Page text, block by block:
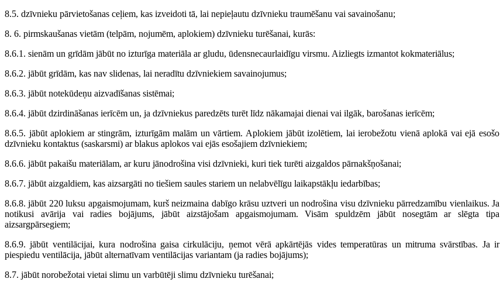
8.5. dzīvnieku pārvietošanas ceļiem, kas izveidoti tā, lai nepieļautu dzīvnieku traumēšanu vai savainošanu;
8. 6. pirmskaušanas vietām (telpām, nojumēm, aplokiem) dzīvnieku turēšanai, kurās:
8.6.1. sienām un grīdām jābūt no izturīga materiāla ar gludu, ūdensnecaurlaidīgu virsmu. Aizliegts izmantot kokmateriālus;
8.6.2. jābūt grīdām, kas nav slidenas, lai neradītu dzīvniekiem savainojumus;
8.6.3. jābūt notekūdeņu aizvadīšanas sistēmai;
8.6.4. jābūt dzirdināšanas ierīcēm un, ja dzīvniekus paredzēts turēt līdz nākamajai dienai vai ilgāk, barošanas ierīcēm;
8.6.5. jābūt aplokiem ar stingrām, izturīgām malām un vārtiem. Aplokiem jābūt izolētiem, lai ierobežotu vienā aplokā vai ejā esošo
dzīvnieku kontaktus (saskarsmi) ar blakus aplokos vai ejās esošajiem dzīvniekiem;
8.6.6. jābūt pakaišu materiālam, ar kuru jānodrošina visi dzīvnieki, kuri tiek turēti aizgaldos pārnakšņošanai;
8.6.7. jābūt aizgaldiem, kas aizsargāti no tiešiem saules stariem un nelabvēlīgu laikapstākļu iedarbības;
8.6.8. jābūt 220 luksu apgaismojumam, kurš neizmaina dabīgo krāsu uztveri un nodrošina visu dzīvnieku pārredzamību vienlaikus. Ja
notikusi avārija vai radies bojājums, jābūt aizstājošam apgaismojumam. Visām spuldzēm jābūt nosegtām ar slēgta tipa
aizsargpārsegiem;
8.6.9. jābūt ventilācijai, kura nodrošina gaisa cirkulāciju, ņemot vērā apkārtējās vides temperatūras un mitruma svārstības. Ja ir
piespiedu ventilācija, jābūt alternatīvam ventilācijas variantam (ja radies bojājums);
8.7. jābūt norobežotai vietai slimu un varbūtēji slimu dzīvnieku turēšanai;